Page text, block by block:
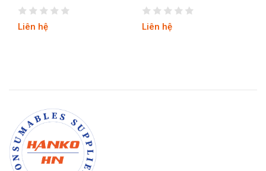
Liên hệ Liên hệ